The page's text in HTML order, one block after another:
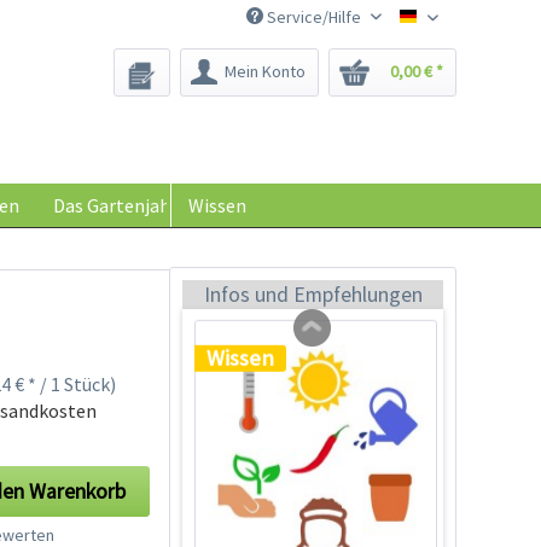
Saatgut-Biene
Service/Hilfe
Mein Konto 0,00 € *
Das Gartenjahr Wissen
€ * / 1 Stück)
Warenkorb
Infos und Empfehlungen
0,29 € *
Wissen